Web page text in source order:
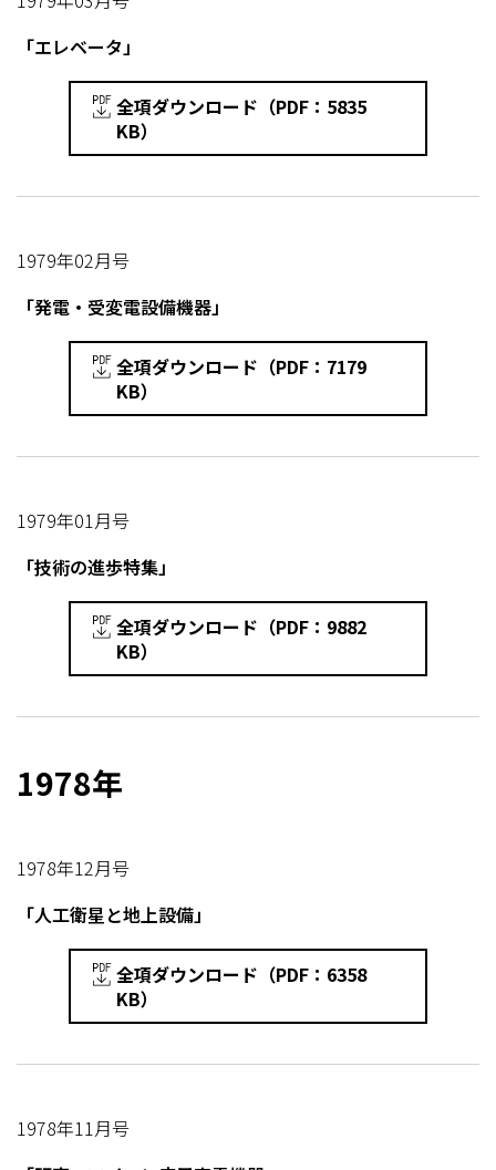
「エレベータ」
全項ダウンロード（PDF：5835
KB）
1979年02月号
「発電・受変電設備機器」
全項ダウンロード（PDF：7179
KB）
1979年01月号
「技術の進歩特集」
全項ダウンロード（PDF：9882
KB）
1978年
1978年12月号
「人工衛星と地上設備」
全項ダウンロード（PDF：6358
KB）
1978年11月号